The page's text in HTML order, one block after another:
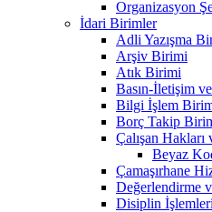
Organizasyon
İdari Birimler
Adli Yazışma
Arşiv Birimi
Atık Birimi
Basın-İletişim
Bilgi İşlem
Borç Takip
Çalışan
Beyaz
Çamaşırhane
Değerlendirme
Disiplin